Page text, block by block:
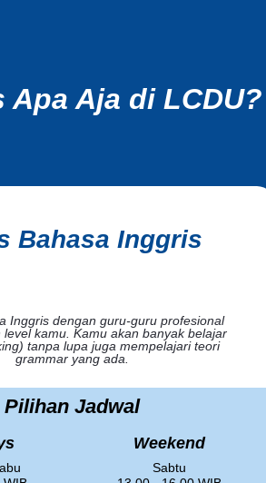
Apa Aja di LCDU?
Bahasa Inggris
Inggris dengan guru-guru profesional
level kamu. Kamu akan banyak belajar
tanpa lupa juga mempelajari teori
grammar yang ada.
Pilihan Jadwal
Weekend
Sabtu